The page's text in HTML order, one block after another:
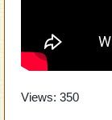
Views: 350